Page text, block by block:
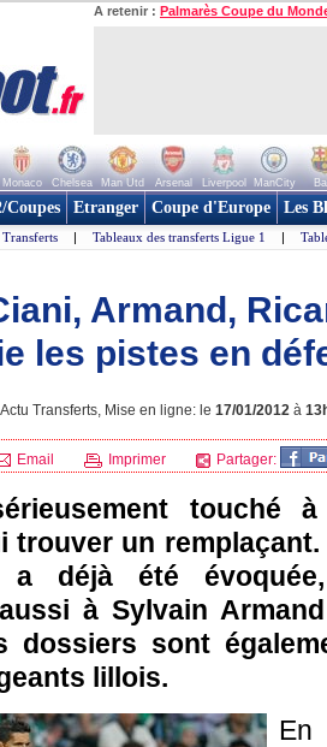
A retenir : Palmarès Coupe du
Monaco Chelsea Man Utd Arsenal Liverpool ManCity
Coupes Etranger Coupe d'Europe Les
| Tableaux des transferts Ligue 1 |
Armand,
les pistes en
Actu Transferts, Mise en ligne: le 17/01/2012 à
Email Imprimer Partager:
touché
trouver un
a déjà été
à Sylvain
dossiers sont
lillois.
En